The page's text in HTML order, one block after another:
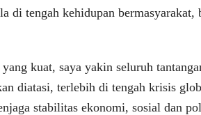
di tengah kehidupan bermasyarakat,
kuat, saya yakin seluruh
diatasi, terlebih di tengah krisis
stabilitas ekonomi, sosial dan